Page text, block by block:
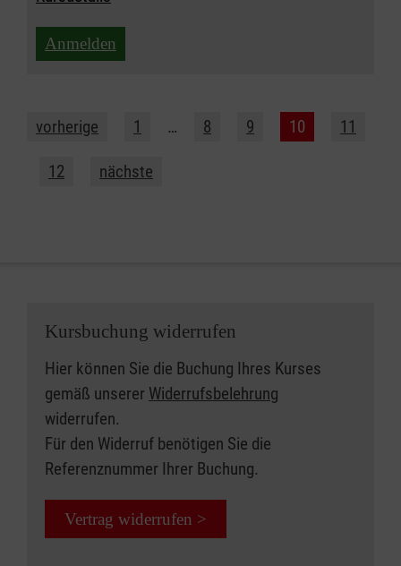
Anmelden
vorherige 1 … 8 9 10 11
12 nächste
Kursbuchung widerrufen
Hier können Sie die Buchung Ihres Kurses
gemäß unserer Widerrufsbelehrung
widerrufen.
Für den Widerruf benötigen Sie die
Referenznummer Ihrer Buchung.
Vertrag widerrufen >